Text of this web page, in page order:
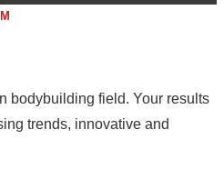
bodybuilding field. Your results
trends, innovative and